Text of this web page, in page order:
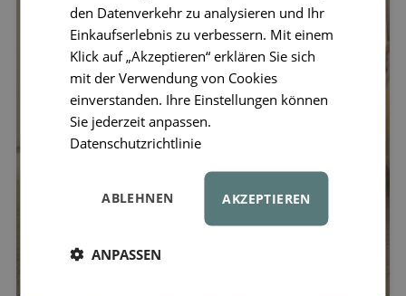
den Datenverkehr zu analysieren und Ihr
Einkaufserlebnis zu verbessern. Mit einem
Klick auf „Akzeptieren“ erklären Sie sich
mit der Verwendung von Cookies
einverstanden. Ihre Einstellungen können
Sie jederzeit anpassen.
Datenschutzrichtlinie
AKZEPTIEREN
ABLEHNEN
ANPASSEN